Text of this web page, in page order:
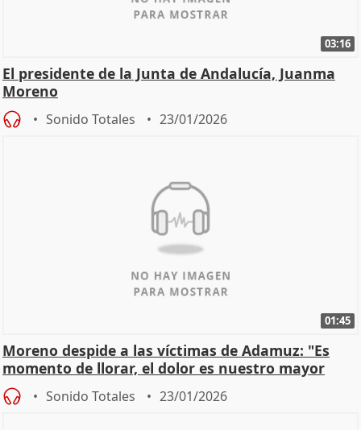
03:16
El presidente de la Junta de Andalucía, Juanma
Moreno
Sonido Totales 23/01/2026
01:45
Moreno despide a las víctimas de Adamuz: "Es
momento de llorar, el dolor es nuestro mayor
homenaje"
Sonido Totales 23/01/2026